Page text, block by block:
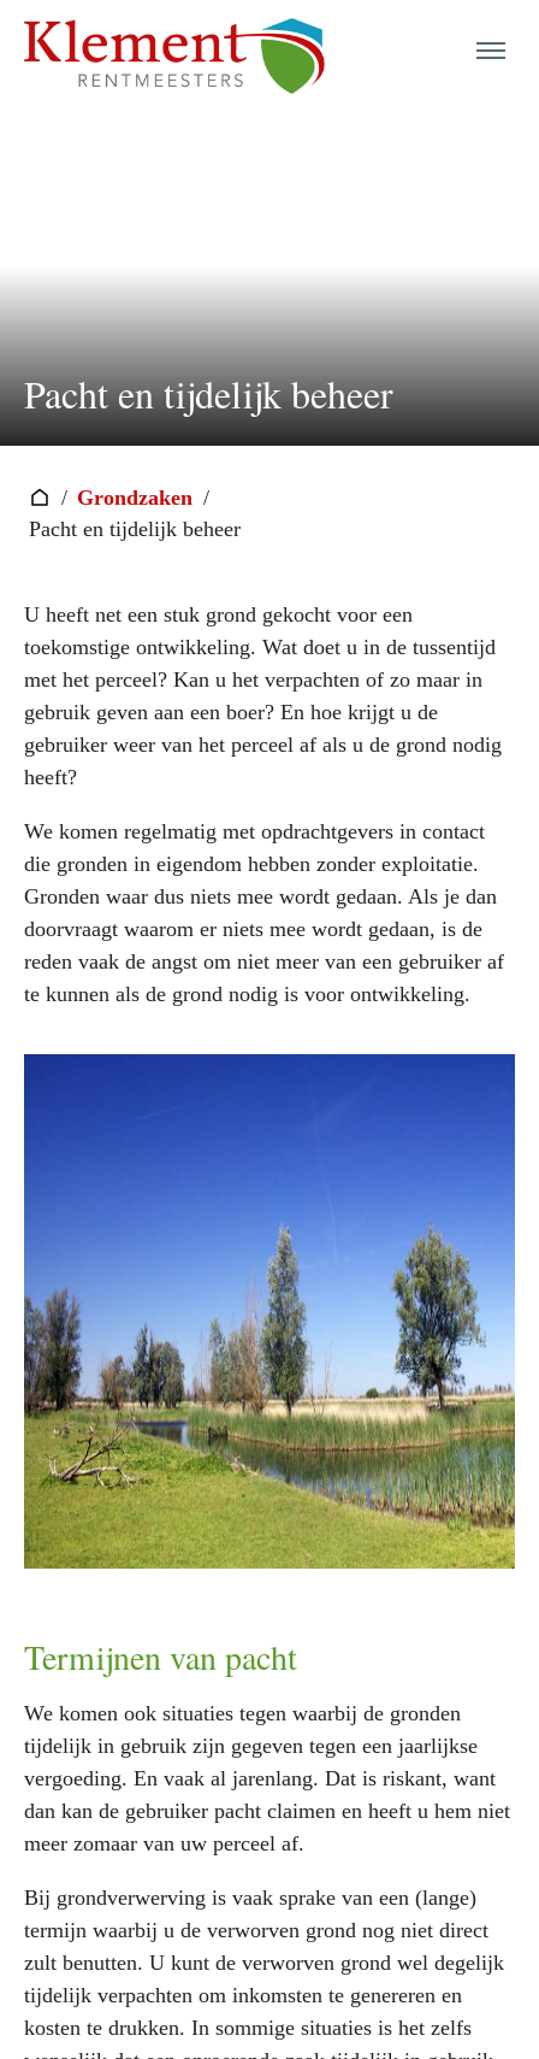
Pacht en tijdelijk beheer
/ Grondzaken /
Pacht en tijdelijk beheer
U heeft net een stuk grond gekocht voor een
toekomstige ontwikkeling. Wat doet u in de tussentijd
met het perceel? Kan u het verpachten of zo maar in
gebruik geven aan een boer? En hoe krijgt u de
gebruiker weer van het perceel af als u de grond nodig
heeft?
We komen regelmatig met opdrachtgevers in contact
die gronden in eigendom hebben zonder exploitatie.
Gronden waar dus niets mee wordt gedaan. Als je dan
doorvraagt waarom er niets mee wordt gedaan, is de
reden vaak de angst om niet meer van een gebruiker af
te kunnen als de grond nodig is voor ontwikkeling.
Termijnen van pacht
We komen ook situaties tegen waarbij de gronden
tijdelijk in gebruik zijn gegeven tegen een jaarlijkse
vergoeding. En vaak al jarenlang. Dat is riskant, want
dan kan de gebruiker pacht claimen en heeft u hem niet
meer zomaar van uw perceel af.
Bij grondverwerving is vaak sprake van een (lange)
termijn waarbij u de verworven grond nog niet direct
zult benutten. U kunt de verworven grond wel degelijk
tijdelijk verpachten om inkomsten te genereren en
kosten te drukken. In sommige situaties is het zelfs